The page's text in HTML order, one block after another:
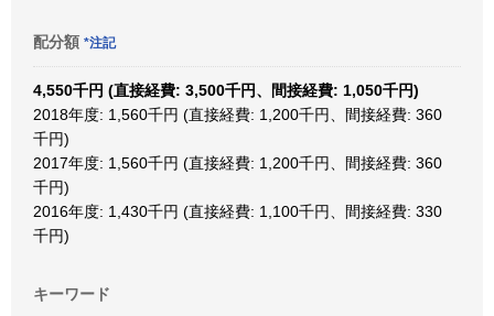
配分額 *注記
4,550千円 (直接経費: 3,500千円、間接経費: 1,050千円)
2018年度: 1,560千円 (直接経費: 1,200千円、間接経費: 360
千円)
2017年度: 1,560千円 (直接経費: 1,200千円、間接経費: 360
千円)
2016年度: 1,430千円 (直接経費: 1,100千円、間接経費: 330
千円)
キーワード